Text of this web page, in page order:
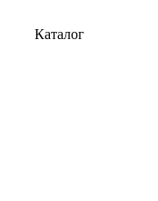
Каталог